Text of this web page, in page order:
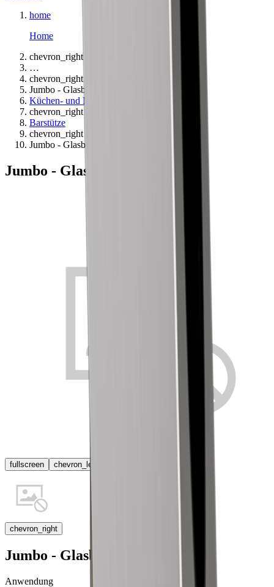
home
Home
chevron_right
…
chevron_right
Jumbo - Glasbefestigungsset
Küchen- und Möbelbeschläge
chevron_right
Barstütze
chevron_right
Jumbo - Glasbefestigungsset
Jumbo - Glasbefestigungsset
fullscreen chevron_left
chevron_right
Jumbo - Glasbefestigungsset
Anwendung